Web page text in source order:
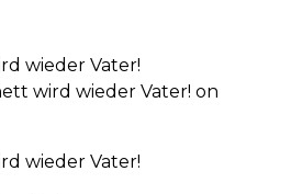
wieder Vater!
wird wieder Vater! on
wieder Vater!